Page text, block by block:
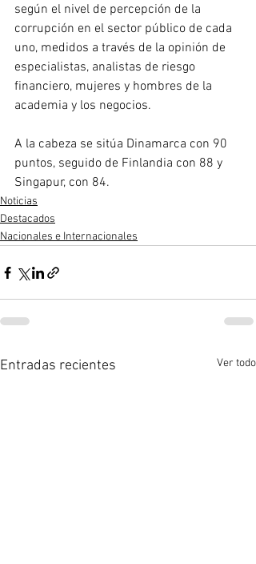
según el nivel de percepción de la
corrupción en el sector público de cada
uno, medidos a través de la opinión de
especialistas, analistas de riesgo
financiero, mujeres y hombres de la
academia y los negocios.
A la cabeza se sitúa Dinamarca con 90
puntos, seguido de Finlandia con 88 y
Singapur, con 84.
Noticias
Destacados
Nacionales e Internacionales
Entradas recientes Ver todo